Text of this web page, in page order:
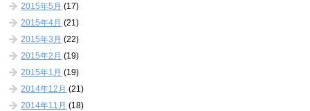
2015年5月 (17)
2015年4月 (21)
2015年3月 (22)
2015年2月 (19)
2015年1月 (19)
2014年12月 (21)
2014年11月 (18)